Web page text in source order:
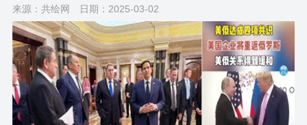
来源：共绘网 日期：2025-03-02